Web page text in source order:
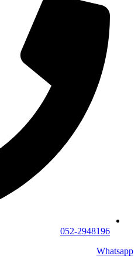
052-2948196
Whatsapp